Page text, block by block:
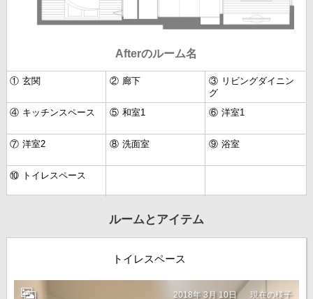
Afterのルーム名
① 玄関 ② 廊下 ③ リビングダイニン
グ
④ キッチンスペース ⑤ 和室1 ⑥ 洋室1
⑦ 洋室2 ⑧ 洗面室 ⑨ 浴室
⑩ トイレスペース
ルームとアイテム
トイレスペース
2018年 3月 10日 現在の様子